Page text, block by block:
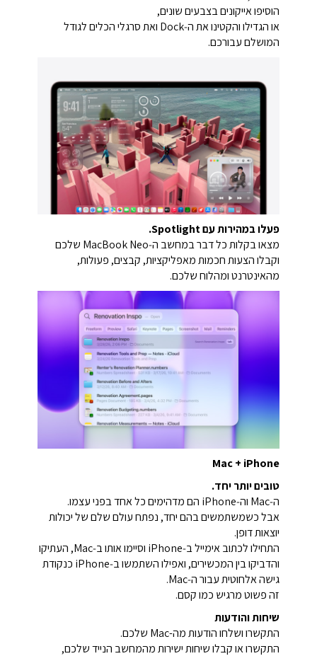
הוסיפו אייקונים בצבעים שונים,
או הגדילו והקטינו את ה‑Dock ואת סרגלי הכלים לגודל
המושלם עבורכם.
פעלו במהירות עם Spotlight.
מצאו בקלות כל דבר במחשב ה‑MacBook Neo שלכם
וקבלו הצעות חכמות מאפליקציות, קבצים, פעולות,
מהאינטרנט ומהלוח שלכם.
Mac + iPhone
טובים יותר יחד.
ה‑Mac וה‑iPhone הם מדהימים כל אחד בפני עצמו.
אבל כשמשתמשים בהם יחד, נפתח עולם שלם של יכולות
יוצאות דופן.
התחילו לכתוב אימייל ב‑iPhone וסיימו אותו ב‑Mac, העתיקו
והדביקו בין המכשירים, ואפילו השתמשו ב‑iPhone כנקודת
גישה אלחוטית עבור ה‑Mac.
זה פשוט מרגיש כמו קסם.
שיחות והודעות
התקשרו ושלחו הודעות מה-Mac שלכם.
התקשרו או קבלו שיחות ישירות מהמחשב הנייד שלכם,